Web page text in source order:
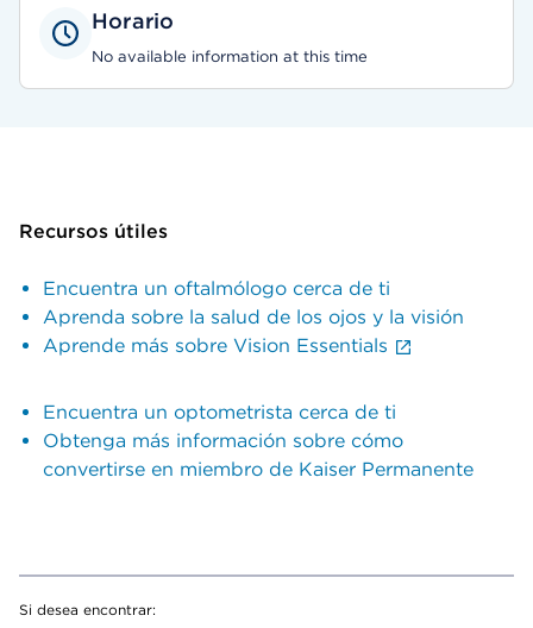
Horario
No available information at this time
Recursos útiles
Encuentra un oftalmólogo cerca de ti
Aprenda sobre la salud de los ojos y la visión
Aprende más sobre Vision Essentials
Encuentra un optometrista cerca de ti
Obtenga más información sobre cómo
convertirse en miembro de Kaiser Permanente
Si desea encontrar: